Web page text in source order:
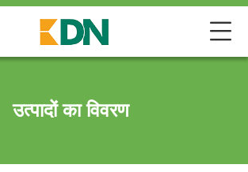
उत्पादों का विवरण